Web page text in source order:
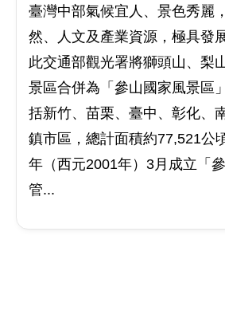
臺灣中部氣候宜人、景色秀麗
然、人文及產業資源，極具發
此交通部觀光署將獅頭山、梨
景區合併為「參山國家風景區
括新竹、苗栗、臺中、彰化、
鎮市區，總計面積約77,521公
年（西元2001年）3月成立「
管...